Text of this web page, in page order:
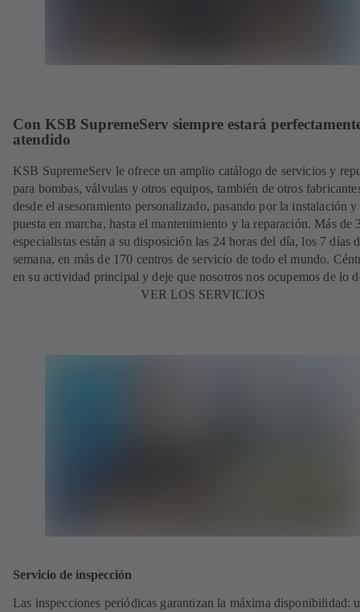
Con KSB SupremeServ siempre estará
atendido
KSB SupremeServ le ofrece un amplio catálogo de servicios y
para bombas, válvulas y otros equipos, también de otros
desde el asesoramiento personalizado, pasando por la instalación y
puesta en marcha, hasta el mantenimiento y la reparación. Más de
especialistas están a su disposición las 24 horas del día, los 7 días
semana, en más de 170 centros de servicio de todo el mundo.
en su actividad principal y deje que nosotros nos ocupemos de lo
VER LOS SERVICIOS
Servicio de inspección
Las inspecciones periódicas garantizan la máxima disponibilidad: